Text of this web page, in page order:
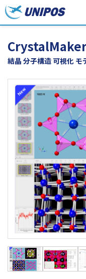
結晶 分子構造 可視化 モ